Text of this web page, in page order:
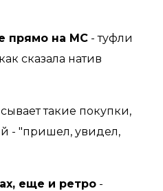
прямо на МС - туфли
сказала натив
такие покупки,
- "пришел, увидел,
еще и ретро -